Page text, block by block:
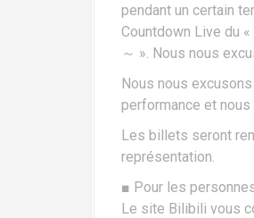
pendant un certain
Countdown Live du
～ ». Nous nous
Nous nous
performance et
Les billets seront
représentation.
■ Pour les
Le site Bilibili vous